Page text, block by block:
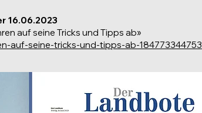
16.06.2023
auf seine Tricks und Tipps ab»
auf-seine-tricks-und-tipps-ab-184773344753